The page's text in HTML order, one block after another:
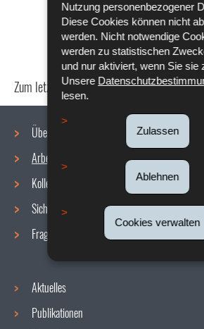
Nutzung personenbezogener
Diese Cookies können nicht
werden. Nicht notwendige
werden zu statistischen
und nur aktiviert, wenn Sie sie
Unsere
lesen.
Zulassen
Ablehnen
Cookies verwalten
Zum letzten Mal aktualisiert am18/12/
Navigationsmenü
Über uns
Arbeitsbedingungen
Kollektive Vereinbarungen
Sicherheit/Gesundheit am Arbeitsplatz
Fragen / Antworten
Aktuelles
Publikationen